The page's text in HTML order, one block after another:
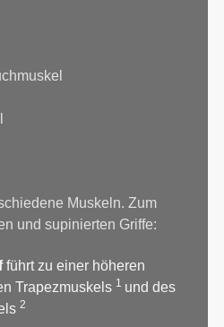
Muskeln. Zum
und supinierten Griffe:
führt zu einer höheren
Trapezmuskels 1 und des
2